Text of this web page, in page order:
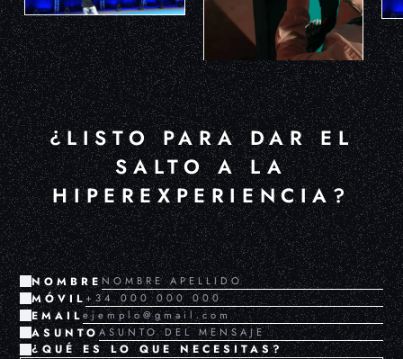
¿LISTO PARA DAR EL
SALTO A LA
HIPEREXPERIENCIA?
NOMBRE
MÓVIL
EMAIL
ASUNTO
¿QUÉ ES LO QUE NECESITAS?